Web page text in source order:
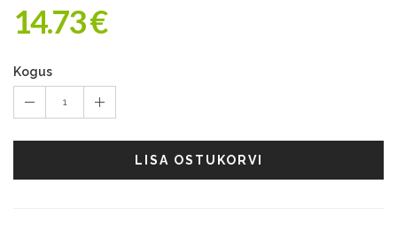
14.73 €
Kogus
1
LISA OSTUKORVI